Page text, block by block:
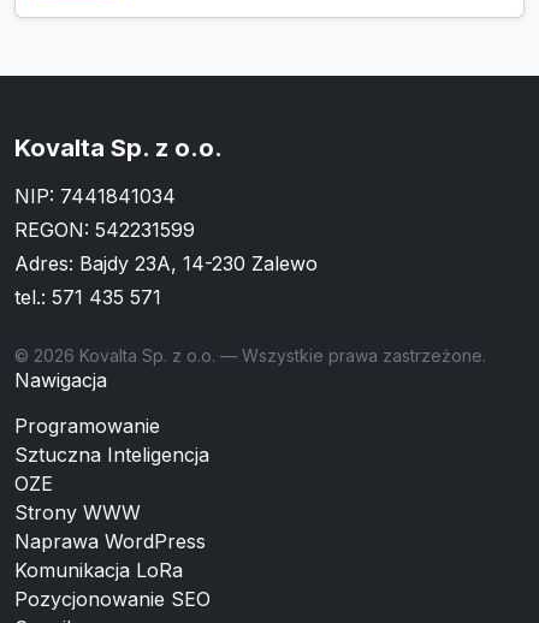
Kovalta Sp. z o.o.
NIP: 7441841034
REGON: 542231599
Adres: Bajdy 23A, 14-230 Zalewo
tel.: 571 435 571
© 2026 Kovalta Sp. z o.o. — Wszystkie prawa zastrzeżone.
Nawigacja
Programowanie
Sztuczna Inteligencja
OZE
Strony WWW
Naprawa WordPress
Komunikacja LoRa
Pozycjonowanie SEO